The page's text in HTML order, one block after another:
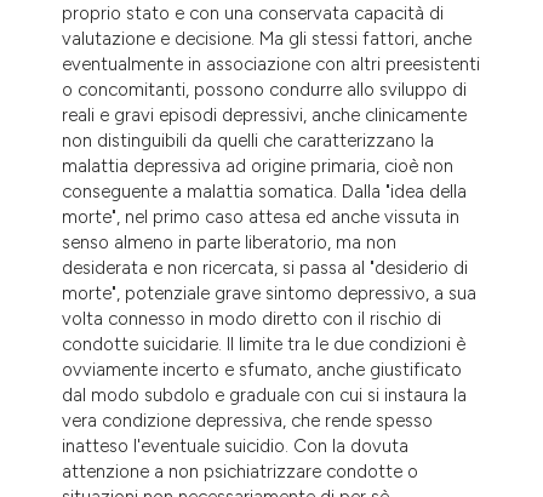
proprio stato e con una conservata capacità di
valutazione e decisione. Ma gli stessi fattori, anche
eventualmente in associazione con altri preesistenti
o concomitanti, possono condurre allo sviluppo di
reali e gravi episodi depressivi, anche clinicamente
non distinguibili da quelli che caratterizzano la
malattia depressiva ad origine primaria, cioè non
conseguente a malattia somatica. Dalla "idea della
morte", nel primo caso attesa ed anche vissuta in
senso almeno in parte liberatorio, ma non
desiderata e non ricercata, si passa al "desiderio di
morte", potenziale grave sintomo depressivo, a sua
volta connesso in modo diretto con il rischio di
condotte suicidarie. Il limite tra le due condizioni è
ovviamente incerto e sfumato, anche giustificato
dal modo subdolo e graduale con cui si instaura la
vera condizione depressiva, che rende spesso
inatteso l'eventuale suicidio. Con la dovuta
attenzione a non psichiatrizzare condotte o